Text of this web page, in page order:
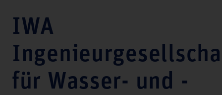
IWA
für Wasser- und -